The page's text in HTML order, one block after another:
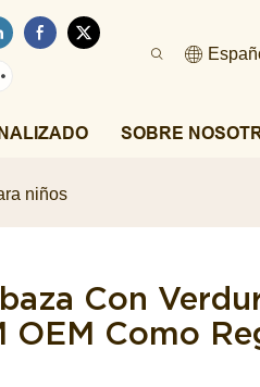
SOBRE
niños
Con
OEM Como